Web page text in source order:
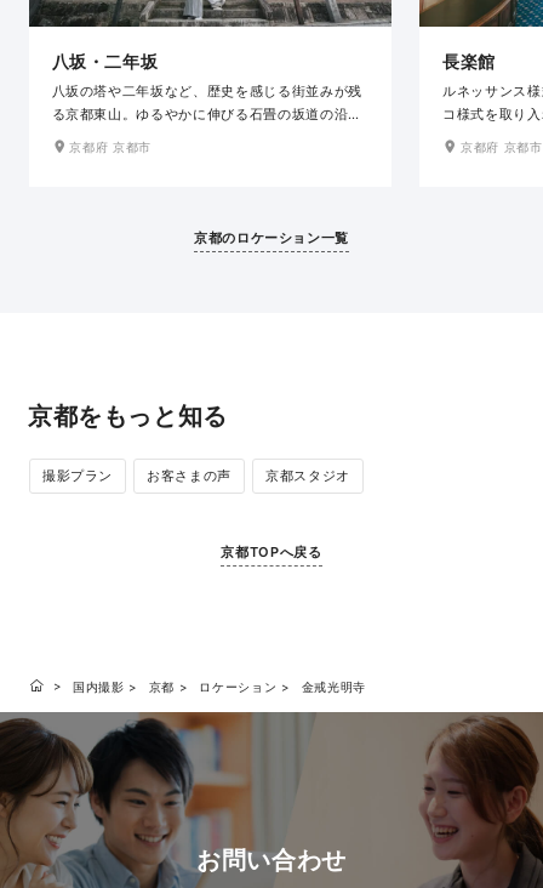
八坂・二年坂
八坂の塔や二年坂など、歴史を感じる街並みが残
る京都東山。ゆるやかに伸びる石畳の坂道の沿道
には、陶磁器店や料亭など風情ある佇まいの建物
京都府 京都市
長楽館
ルネッサンス
コ様式を取り
ど、格調高い
京都府 京都市
京都のロケーション一覧
京都をもっと知る
撮影プラン お客さまの声 京都スタジオ
京都TOPへ戻る
国内撮影 京都 ロケーション 金戒光明寺
お問い合わせ